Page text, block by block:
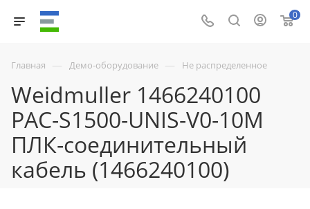
0
Главная — Демо-оборудование — Не распределенное
Weidmuller 1466240100
PAC-S1500-UNIS-V0-10M
ПЛК-соединительный
кабель (1466240100)